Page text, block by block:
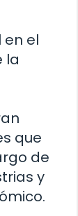
el
la
que
de
y